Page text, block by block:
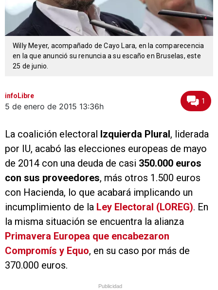
Willy Meyer, acompañado de Cayo Lara, en la comparecencia
en la que anunció su renuncia a su escaño en Bruselas, este
25 de junio.
infoLibre
5 de enero de 2015 13:36h
1
La coalición electoral Izquierda Plural, liderada
por IU, acabó las elecciones europeas de mayo
de 2014 con una deuda de casi 350.000 euros
con sus proveedores, más otros 1.500 euros
con Hacienda, lo que acabará implicando un
incumplimiento de la Ley Electoral (LOREG). En
la misma situación se encuentra la alianza
Primavera Europea que encabezaron
Compromís y Equo, en su caso por más de
370.000 euros.
Publicidad